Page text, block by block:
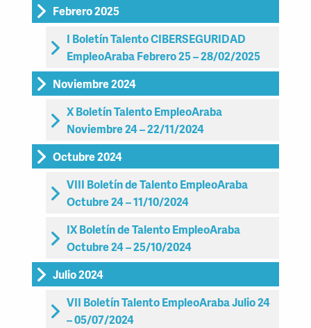
Febrero 2025
I Boletín Talento CIBERSEGURIDAD
EmpleoAraba Febrero 25 – 28/02/2025
Noviembre 2024
X Boletín Talento EmpleoAraba
Noviembre 24 – 22/11/2024
Octubre 2024
VIII Boletín de Talento EmpleoAraba
Octubre 24 – 11/10/2024
IX Boletín de Talento EmpleoAraba
Octubre 24 – 25/10/2024
Julio 2024
VII Boletín Talento EmpleoAraba Julio 24
– 05/07/2024